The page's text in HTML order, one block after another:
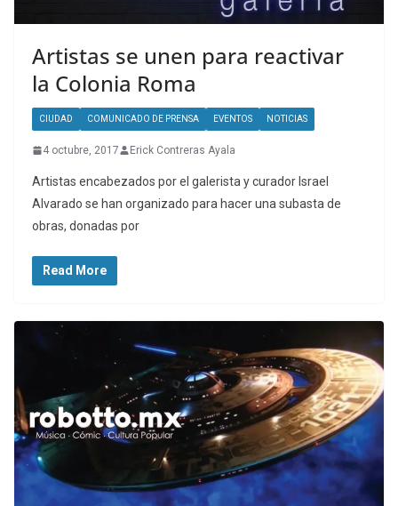
Artistas se unen para reactivar
la Colonia Roma
CIUDAD COMUNICADO DE PRENSA EVENTOS NOTICIAS
4 octubre, 2017 Erick Contreras Ayala
Artistas encabezados por el galerista y curador Israel
Alvarado se han organizado para hacer una subasta de
obras, donadas por
Read More